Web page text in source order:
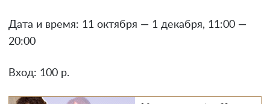
Дата и время: 11 октября — 1 декабря, 11:00 —
20:00
Вход: 100 р.